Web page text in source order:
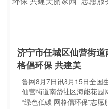
济宁市任城区仙营街
格倡环保 共建美
鲁网8月7日讯8月15日全国
仙营街道南岱社区海能花园
“绿色低碳 网格倡环保”志愿